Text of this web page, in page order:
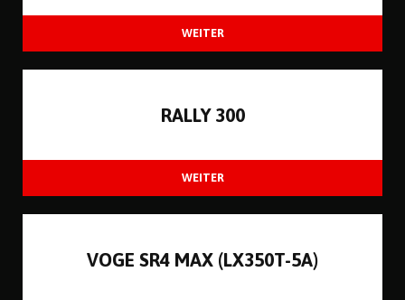
RALLY 300
VOGE SR4 MAX (LX350T-5A)